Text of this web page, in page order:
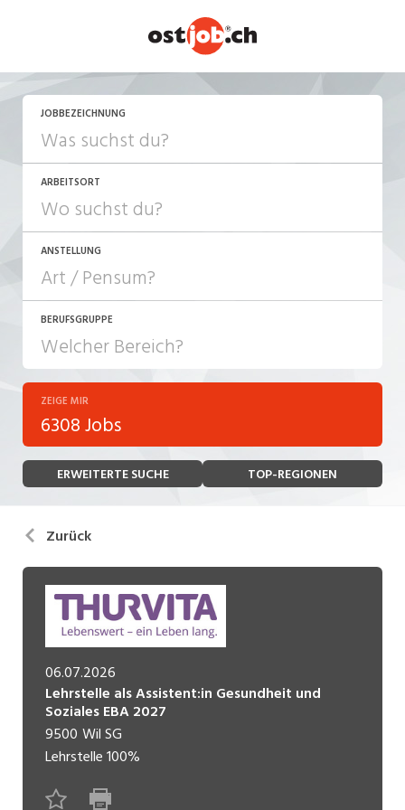
JOBBEZEICHNUNG
ARBEITSORT
ANSTELLUNG
JOB-TYP
Festanstellung
Temporär (befristet)
Freelance
Praktikum
Lehrstelle
Ferienjob
POSITION
Führungsposition
Management / Kader
BERUFSGRUPPE
Bank, Versicherung
Bau, Handwerk, Elektro
Bildung, Kunst, Design, Soziale Berufe, Sport
Einkauf, Logistik, Transport, Verkehr
Engineering, Technik, Architektur
Finanzen, Controlling, Treuhand, Recht
Gartenbau, Landwirtschaft, Forstwirtschaft
Gastronomie, Hotellerie, Tourismus,
Lebensmittel
Immobilien, Facility Management, Reinigung
ZEIGE MIR
6308 Jobs
ERWEITERTE SUCHE TOP-REGIONEN
Zurück
06.07.2026
Lehrstelle als Assistent:in Gesundheit und
Soziales EBA 2027
9500 Wil SG
Lehrstelle100%